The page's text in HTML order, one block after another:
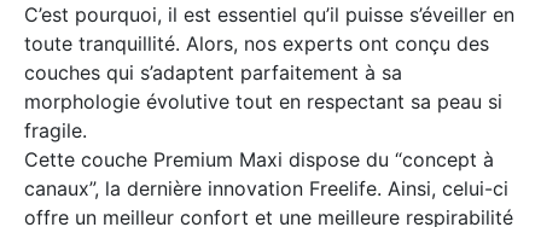
C’est pourquoi, il est essentiel qu’il puisse s’éveiller en
toute tranquillité. Alors, nos experts ont conçu des
couches qui s’adaptent parfaitement à sa
morphologie évolutive tout en respectant sa peau si
fragile.
Cette couche Premium Maxi dispose du “concept à
canaux”, la dernière innovation Freelife. Ainsi, celui-ci
offre un meilleur confort et une meilleure respirabilité